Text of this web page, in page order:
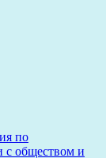
по
с обществом и